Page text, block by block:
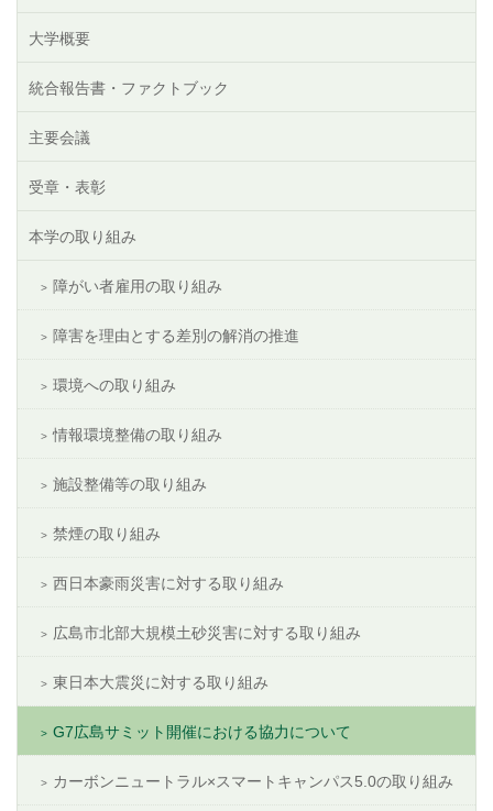
大学概要
統合報告書・ファクトブック
主要会議
受章・表彰
本学の取り組み
障がい者雇用の取り組み
障害を理由とする差別の解消の推進
環境への取り組み
情報環境整備の取り組み
施設整備等の取り組み
禁煙の取り組み
西日本豪雨災害に対する取り組み
広島市北部大規模土砂災害に対する取り組み
東日本大震災に対する取り組み
G7広島サミット開催における協力について
カーボンニュートラル×スマートキャンパス5.0の取り組み